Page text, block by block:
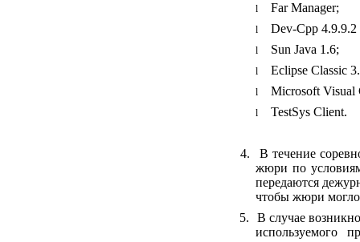
l Far Manager;
l Dev-Cpp
l Sun Java 1.6;
l Eclipse Classic
l Microsoft Visual
l TestSys Client.
4.
В течение
жюри по
передаются
чтобы жюри
5.
В случае
используемого